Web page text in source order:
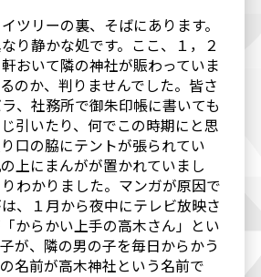
ツリーの裏、そばにあります。
り静かな処です。ここ、１，２
おいて隣の神社が賑わっていま
のか、判りませんでした。皆さ
、社務所で御朱印帳に書いても
引いたり、何でこの時期にと思
口の脇にテントが張られてい
上にまんがが置かれていまし
わかりました。マンガが原因で
、１月から夜中にテレビ放映さ
からかい上手の高木さん」とい
が、隣の男の子を毎日からかう
名前が高木神社という名前で